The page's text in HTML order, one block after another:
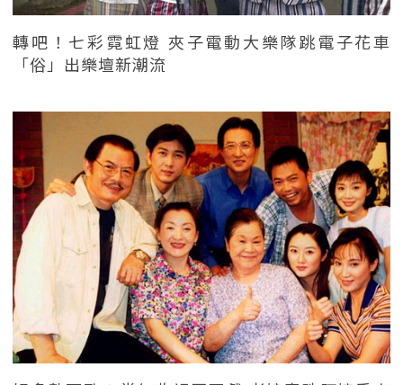
轉吧！七彩霓虹燈 夾子電動大樂隊跳電子花車
「俗」出樂壇新潮流